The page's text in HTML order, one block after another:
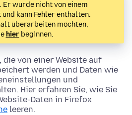
. Er wurde nicht von einem
kann Fehler enthalten.
überarbeiten möchten,
hierbeginnen.
die von einer Website auf
werden und Daten wie
und
Hier erfahren Sie, wie Sie
Daten in Firefox
leeren.